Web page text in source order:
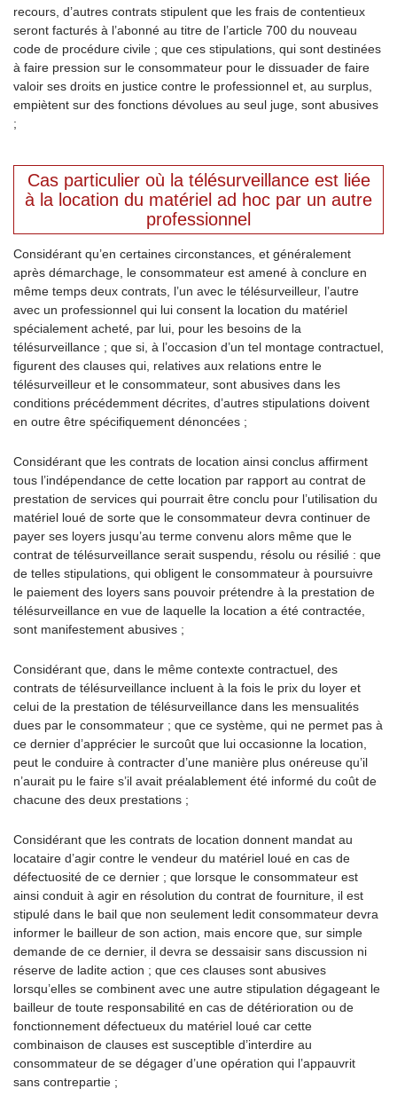
recours, d’autres contrats stipulent que les frais de contentieux
seront facturés à l’abonné au titre de l’article 700 du nouveau
code de procédure civile ; que ces stipulations, qui sont destinées
à faire pression sur le consommateur pour le dissuader de faire
valoir ses droits en justice contre le professionnel et, au surplus,
empiètent sur des fonctions dévolues au seul juge, sont abusives
;
Cas particulier où la télésurveillance est liée
à la location du matériel ad hoc par un autre
professionnel
Considérant qu’en certaines circonstances, et généralement
après démarchage, le consommateur est amené à conclure en
même temps deux contrats, l’un avec le télésurveilleur, l’autre
avec un professionnel qui lui consent la location du matériel
spécialement acheté, par lui, pour les besoins de la
télésurveillance ; que si, à l’occasion d’un tel montage contractuel,
figurent des clauses qui, relatives aux relations entre le
télésurveilleur et le consommateur, sont abusives dans les
conditions précédemment décrites, d’autres stipulations doivent
en outre être spécifiquement dénoncées ;
Considérant que les contrats de location ainsi conclus affirment
tous l’indépendance de cette location par rapport au contrat de
prestation de services qui pourrait être conclu pour l’utilisation du
matériel loué de sorte que le consommateur devra continuer de
payer ses loyers jusqu’au terme convenu alors même que le
contrat de télésurveillance serait suspendu, résolu ou résilié : que
de telles stipulations, qui obligent le consommateur à poursuivre
le paiement des loyers sans pouvoir prétendre à la prestation de
télésurveillance en vue de laquelle la location a été contractée,
sont manifestement abusives ;
Considérant que, dans le même contexte contractuel, des
contrats de télésurveillance incluent à la fois le prix du loyer et
celui de la prestation de télésurveillance dans les mensualités
dues par le consommateur ; que ce système, qui ne permet pas à
ce dernier d’apprécier le surcoût que lui occasionne la location,
peut le conduire à contracter d’une manière plus onéreuse qu’il
n’aurait pu le faire s’il avait préalablement été informé du coût de
chacune des deux prestations ;
Considérant que les contrats de location donnent mandat au
locataire d’agir contre le vendeur du matériel loué en cas de
défectuosité de ce dernier ; que lorsque le consommateur est
ainsi conduit à agir en résolution du contrat de fourniture, il est
stipulé dans le bail que non seulement ledit consommateur devra
informer le bailleur de son action, mais encore que, sur simple
demande de ce dernier, il devra se dessaisir sans discussion ni
réserve de ladite action ; que ces clauses sont abusives
lorsqu’elles se combinent avec une autre stipulation dégageant le
bailleur de toute responsabilité en cas de détérioration ou de
fonctionnement défectueux du matériel loué car cette
combinaison de clauses est susceptible d’interdire au
consommateur de se dégager d’une opération qui l’appauvrit
sans contrepartie ;